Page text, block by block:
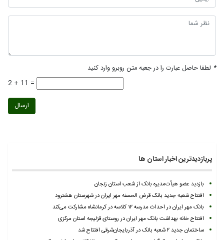
* لطفا حاصل عبارت را در جعبه متن روبرو وارد کنید
2 + 11 =
ارسال
پربازدیدترین اخبار استان ها
بازدید عضو هیأت‌مدیره بانک از شعب استان زنجان
افتتاح شعبه جدید بانک قرض الحسنه مهر ایران در شهرستان هشترود
بانک مهر ایران در احداث مدرسه ۱۲ کلاسه در کرمانشاه مشارکت می‌کند
افتتاح خانه بهداشت بانک مهر ایران در روستای قزلیجه استان مرکزی
ساختمان جدید ۲ شعبه بانک در آذربایجان‌شرقی افتتاح شد